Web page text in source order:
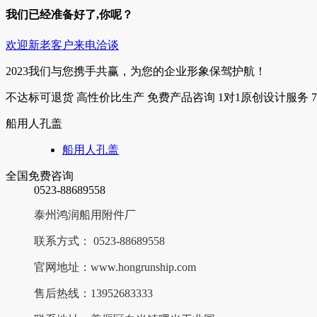
我们已经准备好了,你呢？
欢迎新老客户来电洽谈
2023我们与您携手共赢，为您的企业形象保驾护航！
不达标可退货 高性价比生产 免费产品咨询 1对1原创设计服务
船用人孔盖
船用人孔盖
全国免费咨询
0523-88689558
泰州鸿润船用附件厂
联系方式： 0523-88689558
官网地址：www.hongrunship.com
售后热线：13952683333